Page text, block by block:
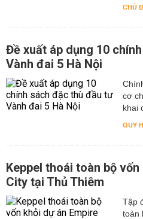
CHỦ
Đề xuất áp dụng 10
Vành đai 5 Hà Nội
cơ
khai
QUY
Keppel thoái toàn bộ
City tại Thủ Thiêm
Tập
toàn